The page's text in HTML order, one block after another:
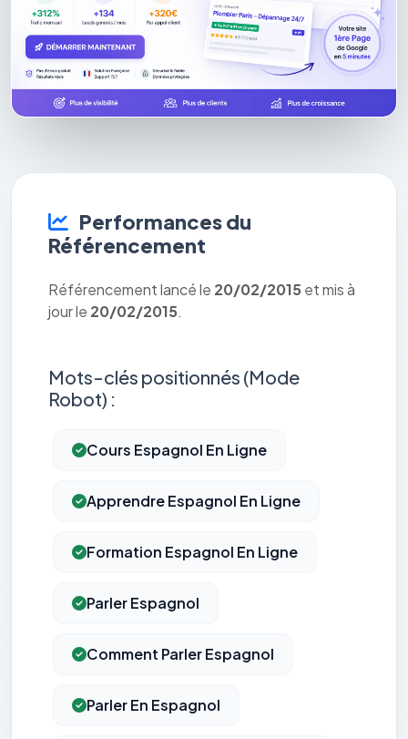
Performances du
Référencement
Référencement lancé le 20/02/2015 et mis à
jour le 20/02/2015.
Mots-clés positionnés (Mode
Robot) :
Cours Espagnol En Ligne
Apprendre Espagnol En Ligne
Formation Espagnol En Ligne
Parler Espagnol
Comment Parler Espagnol
Parler En Espagnol